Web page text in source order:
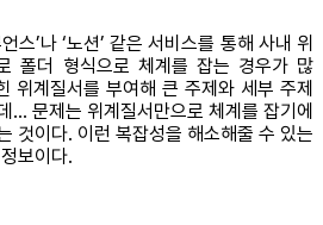
스’나 ‘노션’ 같은 서비스를 통해 사내 위
폴더 형식으로 체계를 잡는 경우가 많
위계질서를 부여해 큰 주제와 세부 주제
… 문제는 위계질서만으로 체계를 잡기에
것이다. 이런 복잡성을 해소해줄 수 있는
보이다.